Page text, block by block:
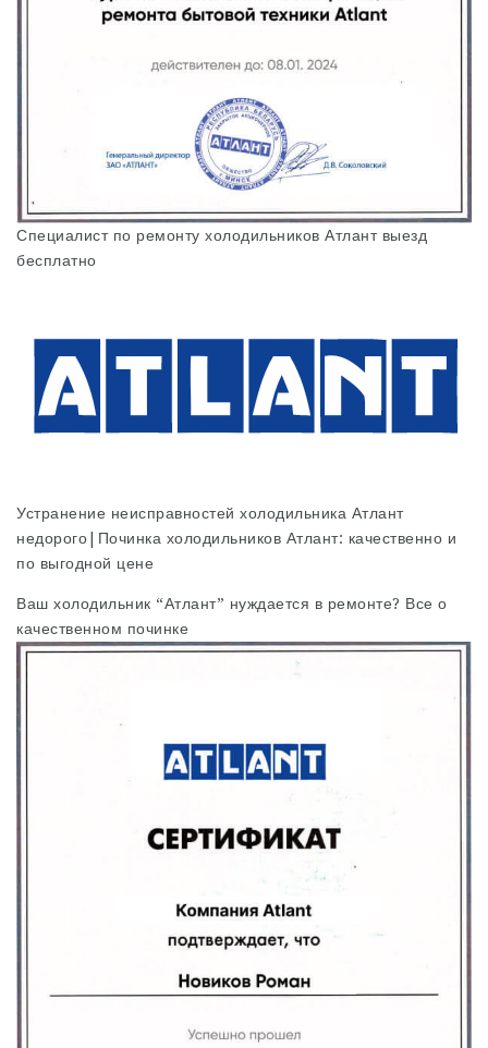
Специалист по ремонту холодильников Атлант выезд
бесплатно
Устранение неисправностей холодильника Атлант
недорого|Починка холодильников Атлант: качественно и
по выгодной цене
Ваш холодильник “Атлант” нуждается в ремонте? Все о
качественном починке